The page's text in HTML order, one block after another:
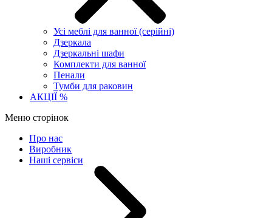
Усі меблі для ванної (серійні)
Дзеркала
Дзеркальні шафи
Комплекти для ванної
Пенали
Тумби для раковин
АКЦІЇ %
Меню сторінок
Про нас
Виробник
Наші сервіси